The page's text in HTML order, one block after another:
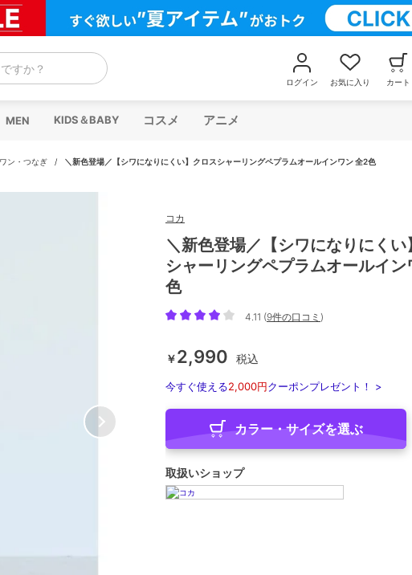
すか？
ログイン お気に入り カート
MEN KIDS＆BABY コスメ アニメ
ン・つなぎ / ＼新色登場／【シワになりにくい】クロスシャーリングペプラムオールインワン 全2色
コカ
＼新色登場／【シワになりにくい
シャーリングペプラムオールイン
色
4.11 (9件の口コミ )
￥2,990 税込
今すぐ使える2,000円クーポンプレゼント！ >
カラー・サイズを選ぶ
取扱いショップ